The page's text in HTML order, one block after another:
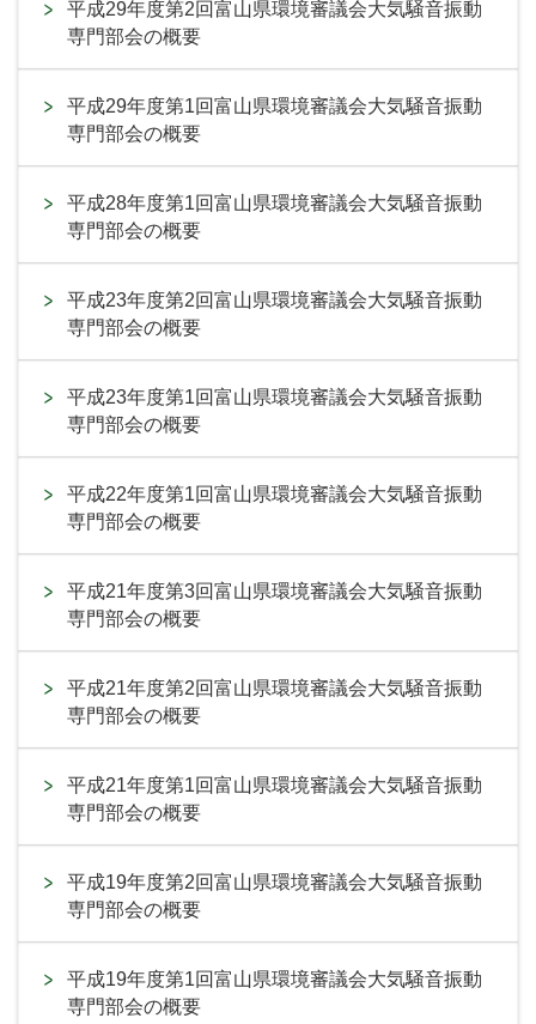
平成29年度第2回富山県環境審議会大気騒音振動
専門部会の概要
平成29年度第1回富山県環境審議会大気騒音振動
専門部会の概要
平成28年度第1回富山県環境審議会大気騒音振動
専門部会の概要
平成23年度第2回富山県環境審議会大気騒音振動
専門部会の概要
平成23年度第1回富山県環境審議会大気騒音振動
専門部会の概要
平成22年度第1回富山県環境審議会大気騒音振動
専門部会の概要
平成21年度第3回富山県環境審議会大気騒音振動
専門部会の概要
平成21年度第2回富山県環境審議会大気騒音振動
専門部会の概要
平成21年度第1回富山県環境審議会大気騒音振動
専門部会の概要
平成19年度第2回富山県環境審議会大気騒音振動
専門部会の概要
平成19年度第1回富山県環境審議会大気騒音振動
専門部会の概要